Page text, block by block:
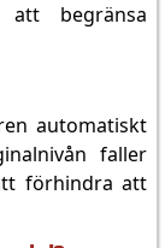
begränsa
automatiskt
faller
förhindra att